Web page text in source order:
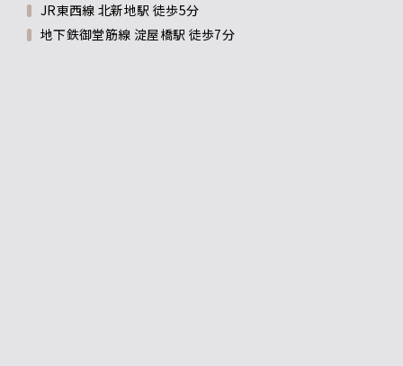
JR東西線 北新地駅 徒歩5分
地下鉄御堂筋線 淀屋橋駅 徒歩7分